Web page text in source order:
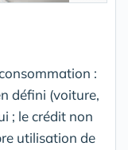
:
défini (voiture,
; le crédit non
utilisation de